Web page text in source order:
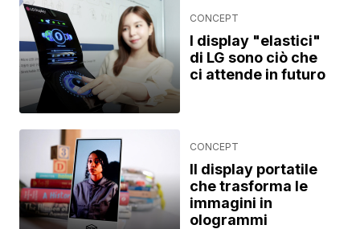
CONCEPT
I display "elastici"
di LG sono ciò che
ci attende in futuro
CONCEPT
Il display portatile
che trasforma le
immagini in
ologrammi